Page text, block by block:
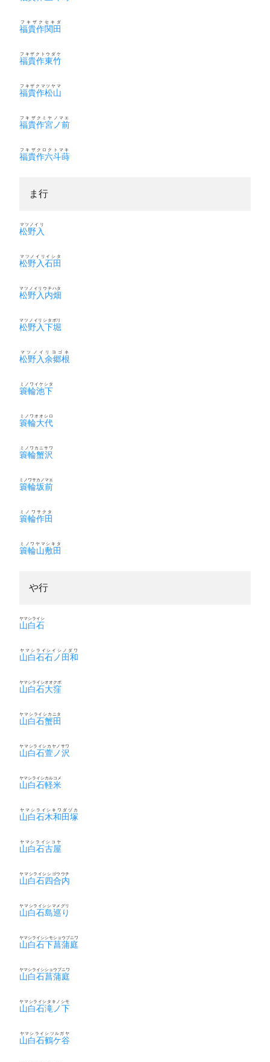
福貴作関田
フキザクセキダ
福貴作東竹
フキザクトウダケ
福貴作松山
フキザクマツヤマ
福貴作宮ノ前
フキザクミヤノマエ
福貴作六斗蒔
フキザクロクトマキ
ま行
松野入
マツノイリ
松野入石田
マツノイリイシタ
松野入内畑
マツノイリウチハタ
松野入下堀
マツノイリシタボリ
松野入余郷根
マツノイリヨゴネ
簑輪池下
ミノワイケシタ
簑輪大代
ミノワオオシロ
簑輪蟹沢
ミノワカニサワ
簑輪坂前
ミノワサカノマエ
簑輪作田
ミノワサクタ
簑輪山敷田
ミノワヤマシキタ
や行
山白石
ヤマシライシ
山白石石ノ田和
ヤマシライシイシノダワ
山白石大窪
ヤマシライシオオクボ
山白石蟹田
ヤマシライシカニタ
山白石萱ノ沢
ヤマシライシカヤノサワ
山白石軽米
ヤマシライシカルコメ
山白石木和田塚
ヤマシライシキワダヅカ
山白石古屋
ヤマシライシコヤ
山白石四合内
ヤマシライシシゴウウチ
山白石島巡り
ヤマシライシシマメグリ
山白石下菖蒲庭
ヤマシライシシモショウブニワ
山白石菖蒲庭
ヤマシライシショウブニワ
山白石滝ノ下
ヤマシライシタキノシモ
山白石鶴ケ谷
ヤマシライシツルガヤ